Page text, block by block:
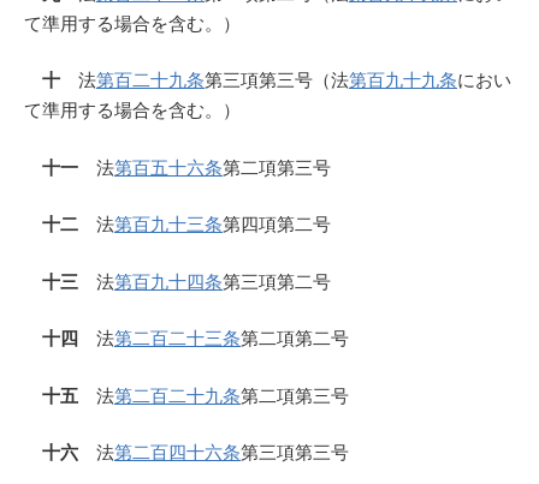
て準用する場合を含む。）
十 法第百二十九条第三項第三号（法第百九十九条におい
て準用する場合を含む。）
十一 法第百五十六条第二項第三号
十二 法第百九十三条第四項第二号
十三 法第百九十四条第三項第二号
十四 法第二百二十三条第二項第二号
十五 法第二百二十九条第二項第三号
十六 法第二百四十六条第三項第三号